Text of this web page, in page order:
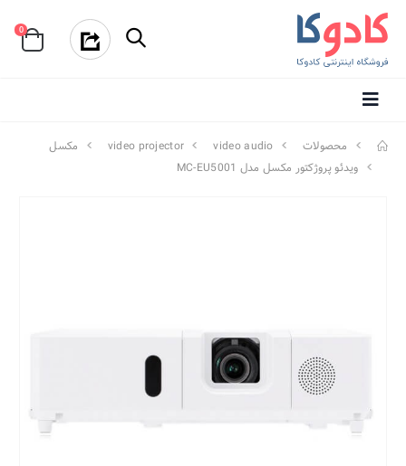
0
محصولات video audio
video projector
مکسل
ویدئو پروژکتور مکسل مدل MC-EU5001